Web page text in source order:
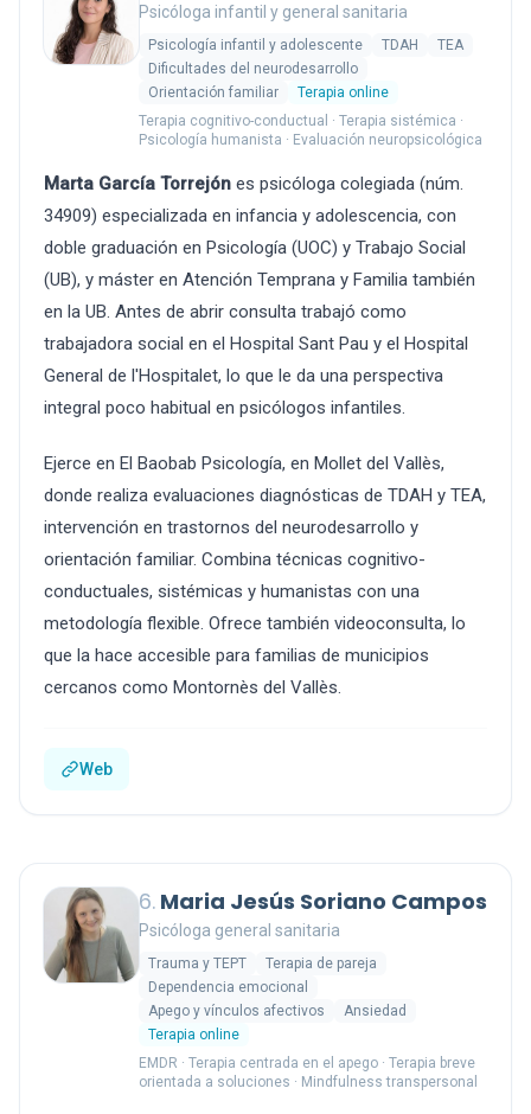
Psicóloga infantil y general sanitaria
Psicología infantil y adolescente TDAH
TEA
Dificultades del neurodesarrollo
Orientación familiar
Terapia online
Terapia cognitivo-conductual · Terapia sistémica ·
Psicología humanista · Evaluación neuropsicológica
Marta García Torrejón es psicóloga colegiada (núm.
34909) especializada en infancia y adolescencia, con
doble graduación en Psicología (UOC) y Trabajo Social
(UB), y máster en Atención Temprana y Familia también
en la UB. Antes de abrir consulta trabajó como
trabajadora social en el Hospital Sant Pau y el Hospital
General de l'Hospitalet, lo que le da una perspectiva
integral poco habitual en psicólogos infantiles.
Ejerce en El Baobab Psicología, en Mollet del Vallès,
donde realiza evaluaciones diagnósticas de TDAH y TEA,
intervención en trastornos del neurodesarrollo y
orientación familiar. Combina técnicas cognitivo-
conductuales, sistémicas y humanistas con una
metodología flexible. Ofrece también videoconsulta, lo
que la hace accesible para familias de municipios
cercanos como Montornès del Vallès.
Web
6. Maria Jesús Soriano Campos
Psicóloga general sanitaria
Trauma y TEPT
Terapia de pareja
Dependencia emocional
Apego y vínculos afectivos
Ansiedad
Terapia online
EMDR · Terapia centrada en el apego · Terapia breve
orientada a soluciones · Mindfulness transpersonal